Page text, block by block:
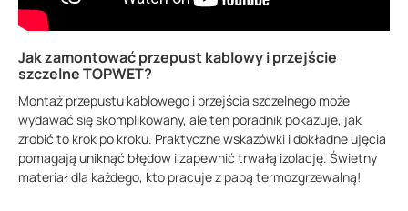
Jak zamontować przepust kablowy i przejście
szczelne TOPWET?
Montaż przepustu kablowego i przejścia szczelnego może
wydawać się skomplikowany, ale ten poradnik pokazuje, jak
zrobić to krok po kroku. Praktyczne wskazówki i dokładne ujęcia
pomagają uniknąć błędów i zapewnić trwałą izolację. Świetny
materiał dla każdego, kto pracuje z papą termozgrzewalną!